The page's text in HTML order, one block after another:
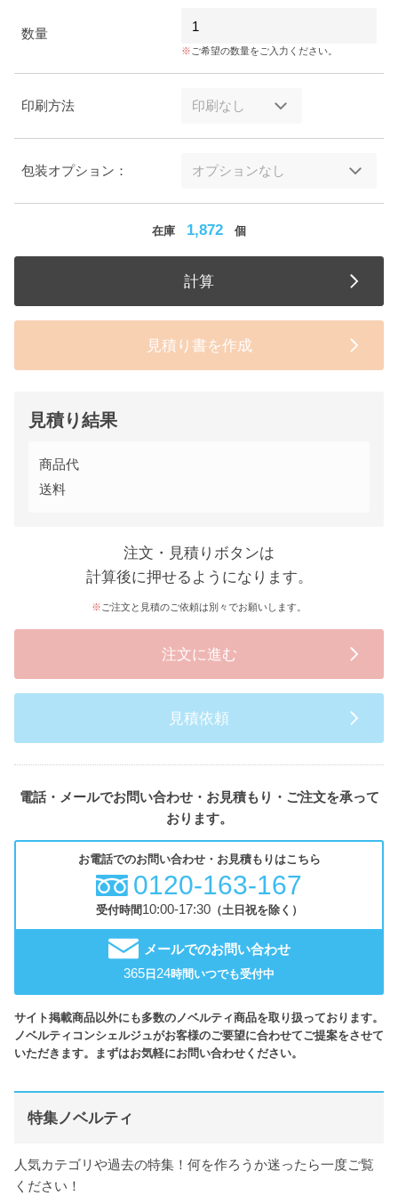
数量
ご希望の数量をご入力ください。
印刷方法
包装オプション：
在庫 1,872 個
計算
見積り書を作成
見積り結果
商品代
送料
注文・見積りボタンは
計算後に押せるようになります。
ご注文と見積のご依頼は別々でお願いします。
注文に進む
見積依頼
電話・メールでお問い合わせ・お見積もり・ご注文を承って
おります。
お電話でのお問い合わせ・お見積もりはこちら
0120-163-167
受付時間10:00-17:30（土日祝を除く）
メールでのお問い合わせ
365 日 24時間いつでも受付中
サイト掲載商品以外にも多数のノベルティ商品を取り扱っております。
ノベルティコンシェルジュがお客様のご要望に合わせてご提案をさせて
いただきます。まずはお気軽にお問い合わせください。
特集ノベルティ
人気カテゴリや過去の特集！何を作ろうか迷ったら一度ご覧
ください！